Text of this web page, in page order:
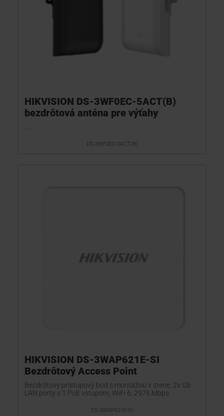
HIKVISION DS-3WF0EC-5ACT(B)
bezdrôtová anténa pre výťahy
DS-3WF0EC-5ACT(B)
HIKVISION DS-3WAP621E-SI
Bezdrôtový Access Point
Bezdrôtový prístupový bod s montážou v stene, 2x Gb
LAN porty s 1 PoE vstupom, WiFi 6, 2975 Mbps
DS-3WAP621E-SI